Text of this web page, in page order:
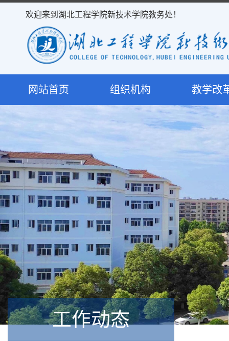
欢迎来到湖北工程学院新技术学院教务处！
网站首页
组织机构
处室简介
岗位职责
决策机构
教学改
教学研
课程建
工作动态